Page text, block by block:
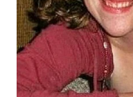
WN
BOGOR
WN
DEPOK